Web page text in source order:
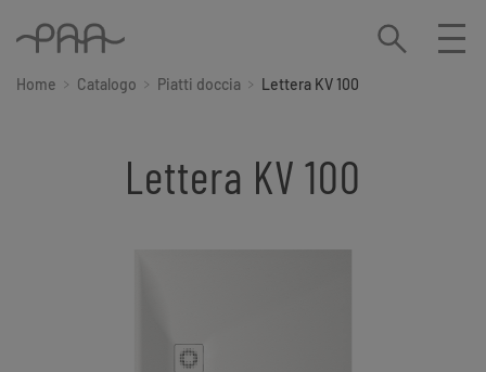
Home Catalogo Piatti doccia Lettera KV 100
Lettera KV 100